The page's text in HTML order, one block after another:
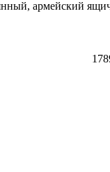
армейский